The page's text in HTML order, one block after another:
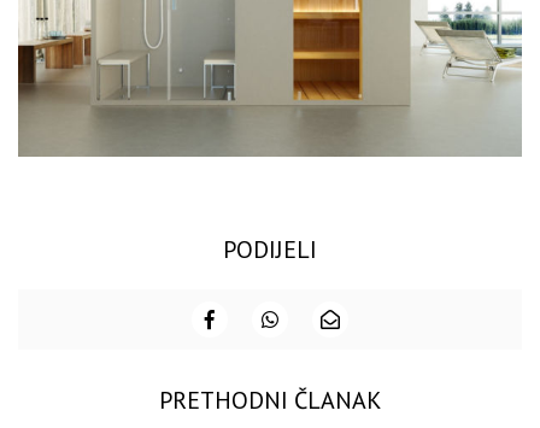
PODIJELI
PRETHODNI ČLANAK